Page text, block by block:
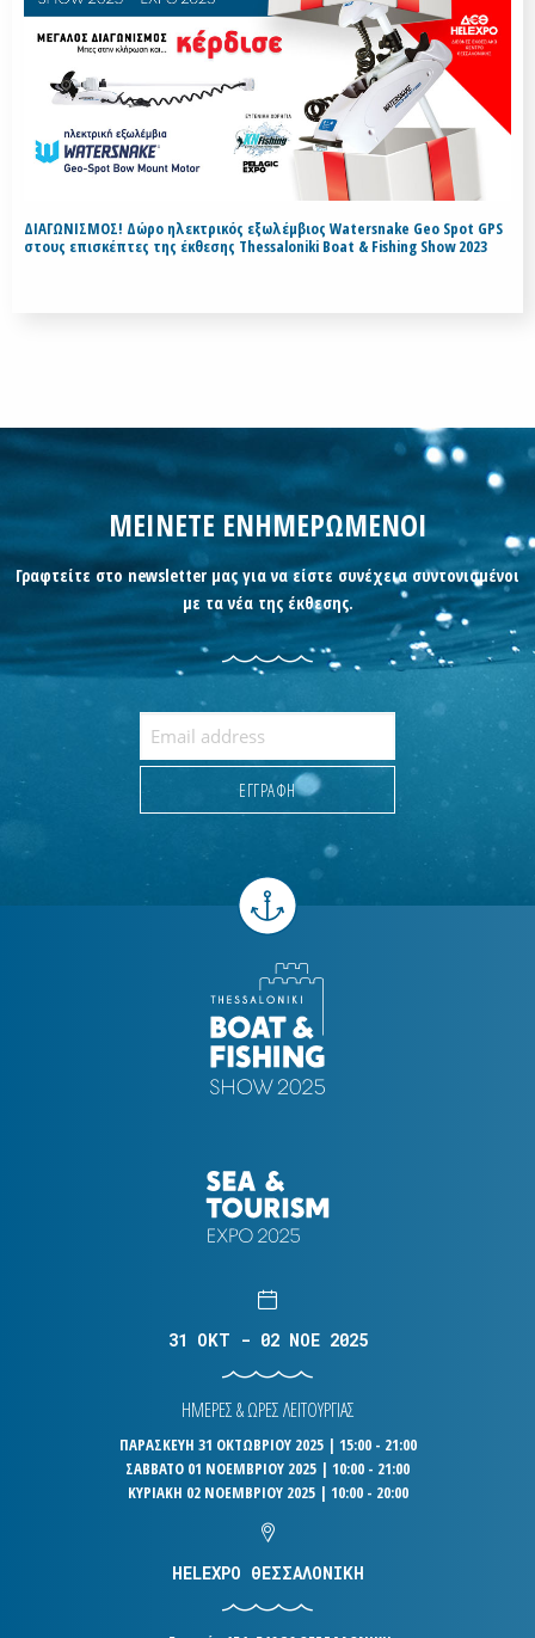
ΔΙΑΓΩΝΙΣΜΟΣ! Δώρο ηλεκτρικός εξωλέμβιος Watersnake Geo Spot GPS
στους επισκέπτες της έκθεσης Thessaloniki Boat & Fishing Show 2023
ΜΕΙΝΕΤΕ ΕΝΗΜΕΡΩΜΕΝΟΙ
Γραφτείτε στο newsletter μας για να είστε συνέχεια συντονισμένοι
με τα νέα της έκθεσης.
31 OKT - 02 NOE 2025
ΗΜΕΡΕΣ & ΩΡΕΣ ΛΕΙΤΟΥΡΓΙΑΣ
ΠΑΡΑΣΚΕΥΗ 31 ΟΚΤΩΒΡΙΟΥ 2025 | 15:00 - 21:00
ΣΑΒΒΑΤΟ 01 ΝΟΕΜΒΡΙΟΥ 2025 | 10:00 - 21:00
ΚΥΡΙΑΚΗ 02 ΝΟΕΜΒΡΙΟΥ 2025 | 10:00 - 20:00
HELEXPO ΘΕΣΣΑΛΟΝΙΚΗ